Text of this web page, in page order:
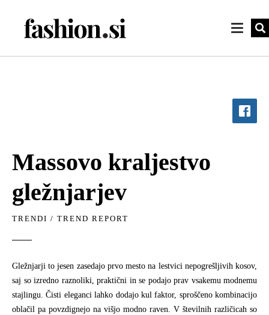
Massovo kraljestvo
gležnjarjev
TRENDI / TREND REPORT
Gležnjarji to jesen zasedajo prvo mesto na lestvici nepogrešljivih kosov,
saj so izredno raznoliki, praktični in se podajo prav vsakemu modnemu
stajlingu. Čisti eleganci lahko dodajo kul faktor, sproščeno kombinacijo
oblačil pa povzdignejo na višjo modno raven. V številnih različicah so